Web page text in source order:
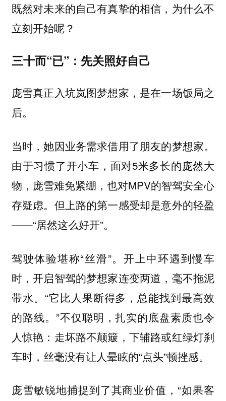
既然对未来的自己有真挚的相信，为什么不
立刻开始呢？
三十而“已”：先关照好自己
庞雪真正入坑岚图梦想家，是在一场饭局之
后。
当时，她因业务需求借用了朋友的梦想家。
由于习惯了开小车，面对5米多长的庞然大
物，庞雪难免紧绷，也对MPV的智驾安全心
存疑虑。但上路的第一感受却是意外的轻盈
——“居然这么好开”。
驾驶体验堪称“丝滑”。开上中环遇到慢车
时，开启智驾的梦想家连变两道，毫不拖泥
带水。“它比人果断得多，总能找到最高效
的路线。”不仅聪明，扎实的底盘素质也令
人惊艳：走坏路不颠簸，下辅路或红绿灯刹
车时，丝毫没有让人晕眩的“点头”顿挫感。
庞雪敏锐地捕捉到了其商业价值，“如果客